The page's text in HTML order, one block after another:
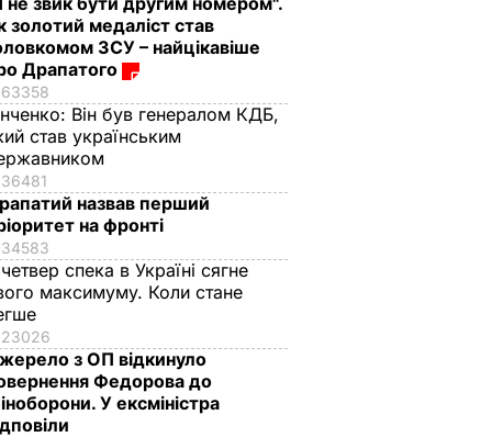
золотий медаліст став
ЗСУ – найцікавіше
Драпатого
63358
Він був генералом КДБ,
став українським
36481
назвав перший
на фронті
34583
спека в Україні сягне
максимуму. Коли стане
23026
з ОП відкинуло
Федорова до
У ексміністра